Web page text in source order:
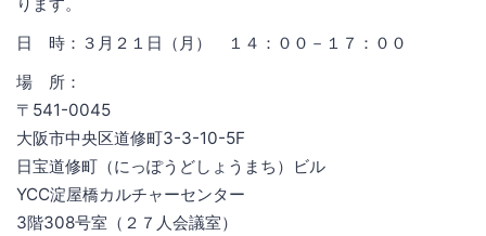
日 時：３月２１日（月） １４：００－１７：００
場 所：
〒541-0045
大阪市中央区道修町3-3-10-5F
日宝道修町（にっぽうどしょうまち）ビル
YCC淀屋橋カルチャーセンター
3階308号室（２７人会議室）